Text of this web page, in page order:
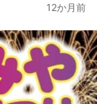
12か月前